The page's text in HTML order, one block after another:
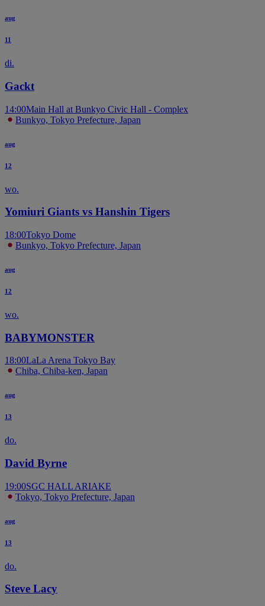
aug
11
di.
Gackt
14:00Main Hall at Bunkyo Civic Hall - Complex
Bunkyo, Tokyo Prefecture, Japan
aug
12
wo.
Yomiuri Giants vs Hanshin Tigers
18:00Tokyo Dome
Bunkyo, Tokyo Prefecture, Japan
aug
12
wo.
BABYMONSTER
18:00LaLa Arena Tokyo Bay
Chiba, Chiba-ken, Japan
aug
13
do.
David Byrne
19:00SGC HALL ARIAKE
Tokyo, Tokyo Prefecture, Japan
aug
13
do.
Steve Lacy